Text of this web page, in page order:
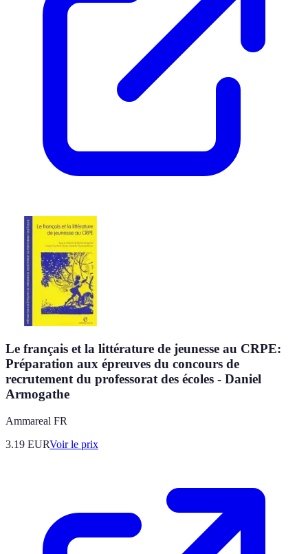
Le français et la littérature de jeunesse au CRPE:
Préparation aux épreuves du concours de
recrutement du professorat des écoles - Daniel
Armogathe
Ammareal FR
3.19 EURVoir le prix